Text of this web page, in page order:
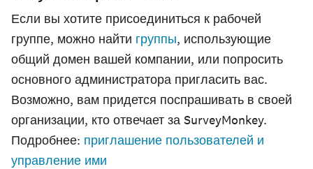
Если вы хотите присоединиться к рабочей
группе, можно найти группы, использующие
общий домен вашей компании, или попросить
основного администратора пригласить вас.
Возможно, вам придется поспрашивать в своей
организации, кто отвечает за SurveyMonkey.
Подробнее: приглашение пользователей и
управление ими